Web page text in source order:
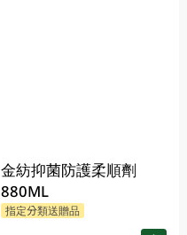
金紡抑菌防護柔順劑
880ML
指定分類送贈品